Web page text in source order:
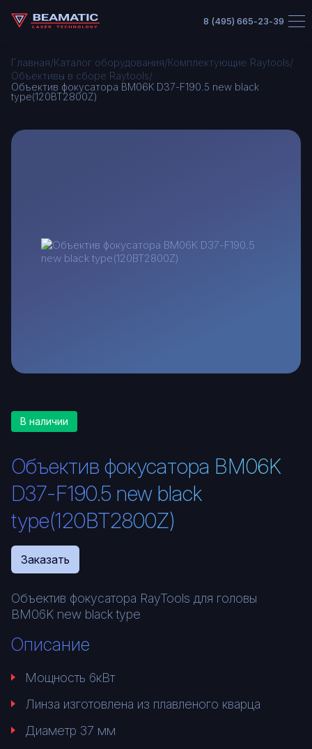
8 (495) 665-23-39
Главная/Каталог оборудования/Комплектующие Raytools/
Объективы в сборе Raytools/
Объектив фокусатора BM06K D37-F190.5 new black
type(120BT2800Z)
В наличии
Объектив фокусатора BM06K
D37-F190.5 new black
type(120BT2800Z)
Заказать
Объектив фокусатора RayTools для головы
BM06K new black type
Описание
Мощность 6кВт
Линза изготовлена из плавленого кварца
Диаметр 37 мм